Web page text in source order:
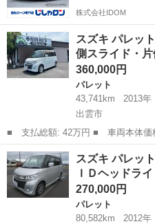
ル （車検整備付）株式会社IDOM
スズキ パレッ
側スライド・
360,000円
パレット
43,741km
2013年
出雲市
■ 支払総額: 42万円 ■ 車両本体価格： 360,000 円 ■ メーカー
名： スズキ ■ 車種名： パレ
バックカメラ 両側スライド・片
マートキー 電動...
島根 出雲市 パレット
スズキ パレッ
ＩＤヘッドラ
270,000円
パレット
80,582km
2012年